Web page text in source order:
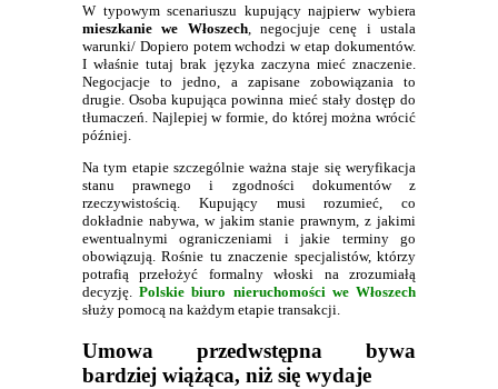
W typowym scenariuszu kupujący najpierw wybiera
mieszkanie we Włoszech, negocjuje cenę i ustala
warunki/ Dopiero potem wchodzi w etap dokumentów.
I właśnie tutaj brak języka zaczyna mieć znaczenie.
Negocjacje to jedno, a zapisane zobowiązania to
drugie. Osoba kupująca powinna mieć stały dostęp do
tłumaczeń. Najlepiej w formie, do której można wrócić
później.
Na tym etapie szczególnie ważna staje się weryfikacja
stanu prawnego i zgodności dokumentów z
rzeczywistością. Kupujący musi rozumieć, co
dokładnie nabywa, w jakim stanie prawnym, z jakimi
ewentualnymi ograniczeniami i jakie terminy go
obowiązują. Rośnie tu znaczenie specjalistów, którzy
potrafią przełożyć formalny włoski na zrozumiałą
decyzję.Polskie biuro nieruchomości we Włoszech
służy pomocą na każdym etapie transakcji.
Umowa przedwstępna bywa
bardziej wiążąca, niż się wydaje